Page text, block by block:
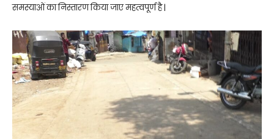
समस्याओं का निस्तारण किया जाए महत्वपूर्ण है |